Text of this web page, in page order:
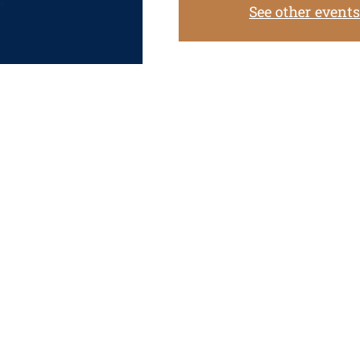
See other events